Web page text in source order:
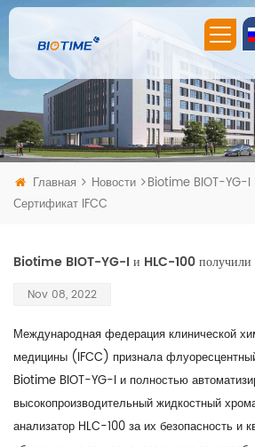
Главная Новости
Biotime BIOT-YG-
Сертификат IFCC
Biotime BIOT-YG-I и HLC-100 получили
Nov 08, 2022
Международная федерация клинической
медицины (IFCC) признала
Biotime BIOT-YG-I и полностью
высокопроизводительный жидкостный
анализатор HLC-100 за их безопасность и